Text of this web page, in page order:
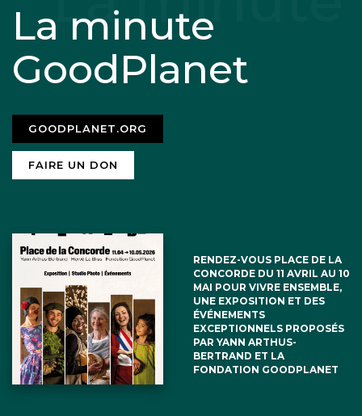
La minute
GoodPlanet
GOODPLANET.ORG
FAIRE UN DON
RENDEZ-VOUS PLACE DE LA
CONCORDE DU 11 AVRIL AU 10
MAI POUR VIVRE ENSEMBLE,
UNE EXPOSITION ET DES
ÉVÉNEMENTS
EXCEPTIONNELS PROPOSÉS
PAR YANN ARTHUS-
BERTRAND ET LA
FONDATION GOODPLANET